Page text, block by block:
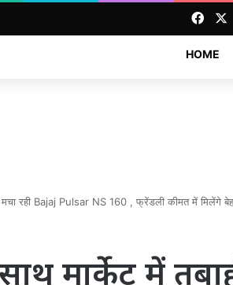
HOME
मचा रही Bajaj Pulsar NS 160 , फ्रेंडली कीमत में मिलेंगे
मार्केट में